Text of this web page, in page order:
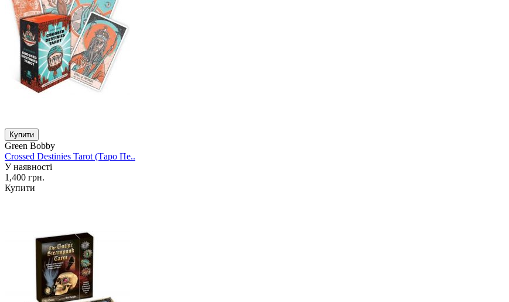
Green Bobby
Crossed Destinies Tarot (Таро Пе..
У наявності
1,400 грн.
Купити